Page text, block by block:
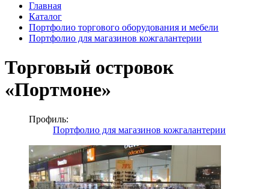
Главная
Каталог
Портфолио торгового оборудования и мебели
Портфолио для магазинов кожгалантерии
Торговый островок
«Портмоне»
Профиль:
Портфолио для магазинов кожгалантерии